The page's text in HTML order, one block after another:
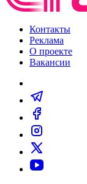
Контакты
Реклама
О проекте
Вакансии